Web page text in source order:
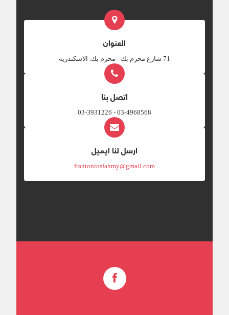
العنوان
‎71 شارع محرم بك - محرم بك. الاسكندريه
اتصل بنا
03-4968568 - 03-3931226
ارسل لنا ايميل
frantoniosfahmy@gmail.com